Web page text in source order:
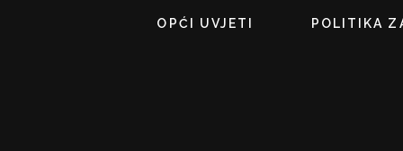
OPĆI UVJETI POLITIKA